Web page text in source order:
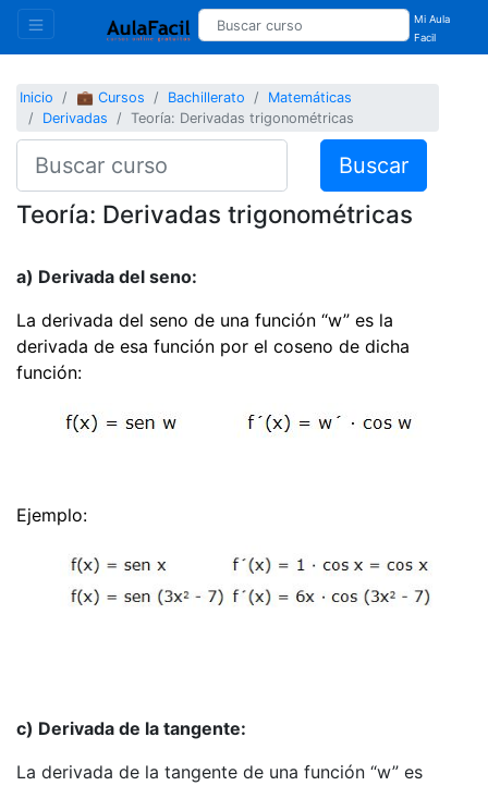
Mi Aula
Facil
Inicio 💼 Cursos Bachillerato
Matemáticas
Derivadas
Teoría: Derivadas trigonométricas
Buscar
Teoría: Derivadas trigonométricas
a) Derivada del seno:
La derivada del seno de una función “w” es la
derivada de esa función por el coseno de dicha
función:
Ejemplo:
c) Derivada de la tangente:
La derivada de la tangente de una función “w” es